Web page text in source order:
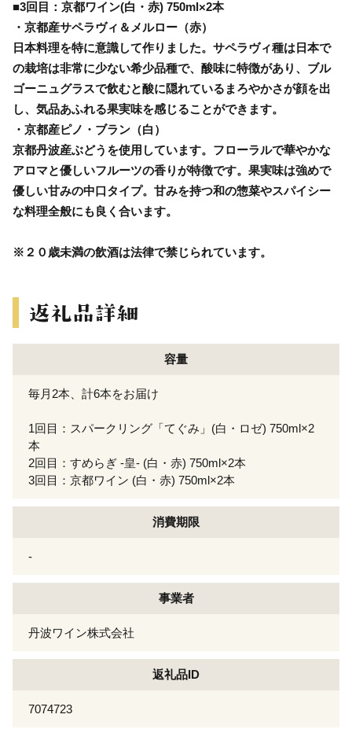
■3回目：京都ワイン(白・赤) 750ml×2本
・京都産サペラヴィ＆メルロー（赤）
日本料理を特に意識して作りました。サペラヴィ種は日本で
の栽培は非常に少ない希少品種で、酸味に特徴があり、ブル
ゴーニュグラスで飲むと酸に隠れているまろやかさが顔を出
し、気品あふれる果実味を感じることができます。
・京都産ピノ・ブラン（白）
京都丹波産ぶどうを使用しています。フローラルで華やかな
アロマと優しいフルーツの香りが特徴です。果実味は強めで
優しい甘みの中口タイプ。甘みを持つ和の惣菜やスパイシー
な料理全般にも良く合います。
※２０歳未満の飲酒は法律で禁じられています。
容量
毎月2本、計6本をお届け
1回目：スパークリング「てぐみ」(白・ロゼ) 750ml×2
本
2回目：すめらぎ -皇- (白・赤) 750ml×2本
3回目：京都ワイン (白・赤) 750ml×2本
消費期限
-
事業者
丹波ワイン株式会社
返礼品ID
7074723